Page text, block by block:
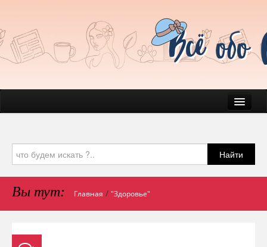
Быт
Красота
Здоровье
Домашние любимчики
Психология
Найти
Вы тут: Главная / "Здоровье"